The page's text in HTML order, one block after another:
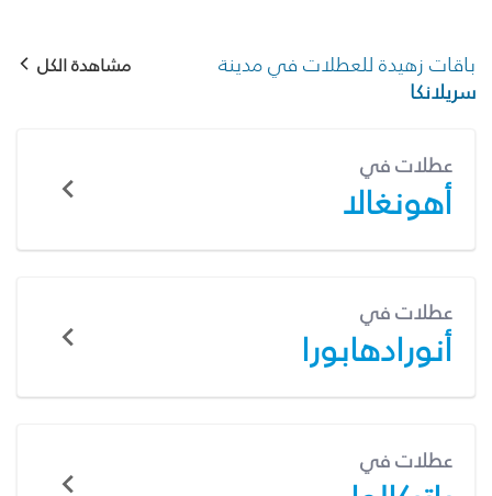
باقات زهيدة للعطلات في مدينة
سريلانكا
مشاهدة الكل
عطلات في
أهونغالا
عطلات في
أنورادهابورا
عطلات في